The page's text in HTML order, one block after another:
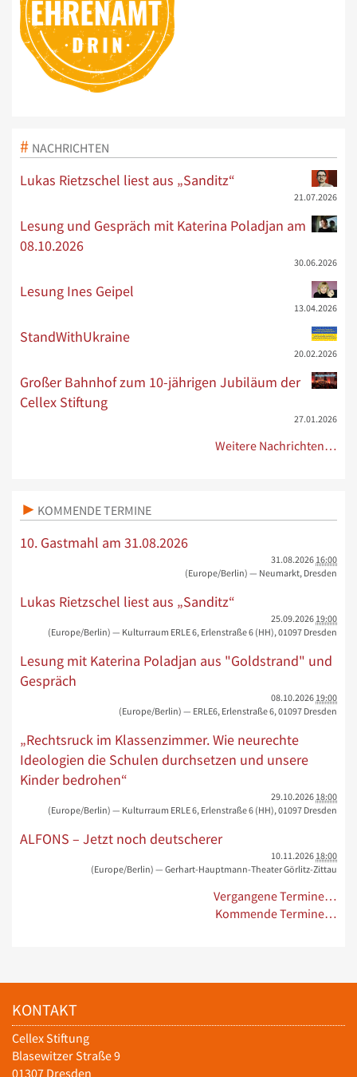
NACHRICHTEN
Lukas Rietzschel liest aus „Sanditz“
21.07.2026
Lesung und Gespräch mit Katerina Poladjan am
08.10.2026
30.06.2026
Lesung Ines Geipel
13.04.2026
StandWithUkraine
20.02.2026
Großer Bahnhof zum 10-jährigen Jubiläum der
Cellex Stiftung
27.01.2026
Weitere Nachrichten…
KOMMENDE TERMINE
10. Gastmahl am 31.08.2026
31.08.2026 16:00
(Europe/Berlin) — Neumarkt, Dresden
Lukas Rietzschel liest aus „Sanditz“
25.09.2026 19:00
(Europe/Berlin) — Kulturraum ERLE 6, Erlenstraße 6 (HH), 01097 Dresden
Lesung mit Katerina Poladjan aus "Goldstrand" und
Gespräch
08.10.2026 19:00
(Europe/Berlin) — ERLE6, Erlenstraße 6, 01097 Dresden
„Rechtsruck im Klassenzimmer. Wie neurechte
Ideologien die Schulen durchsetzen und unsere
Kinder bedrohen“
29.10.2026 18:00
(Europe/Berlin) — Kulturraum ERLE 6, Erlenstraße 6 (HH), 01097 Dresden
ALFONS – Jetzt noch deutscherer
10.11.2026 18:00
(Europe/Berlin) — Gerhart-Hauptmann-Theater Görlitz-Zittau
Vergangene Termine…
Kommende Termine…
KONTAKT
Cellex Stiftung
Blasewitzer Straße 9
01307 Dresden